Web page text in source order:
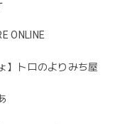
ONLINE
】トロのよりみち屋